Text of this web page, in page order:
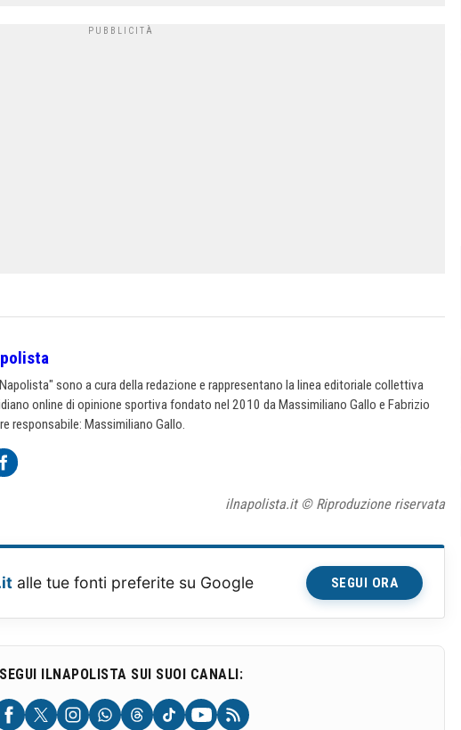
sono a cura della redazione e rappresentano la linea editoriale collettiva
online di opinione sportiva fondato nel 2010 da Massimiliano Gallo e Fabrizio
responsabile: Massimiliano Gallo.
ilnapolista.it © Riproduzione riservata
alle tue fonti preferite su Google SEGUI ORA
SEGUI ILNAPOLISTA SUI SUOI CANALI: